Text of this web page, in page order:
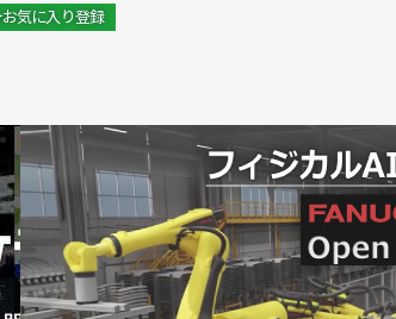
日本一に輝く
本ロボットシステムインテグレータ協会
商品説明会@名古屋」を開催／日本ロボット
テムインテグレータ協会
気に入り登録